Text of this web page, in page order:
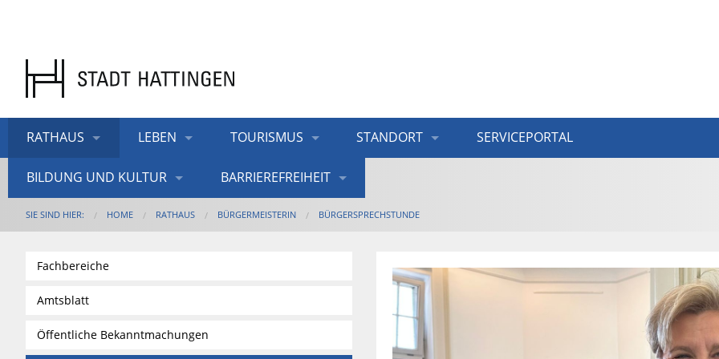
RATHAUS LEBEN TOURISMUS STANDORT SERVICEPORTAL
BILDUNG UND KULTUR BARRIEREFREIHEIT
SIE SIND HIER: HOME RATHAUS BÜRGERMEISTERIN BÜRGERSPRECHSTUNDE
Fachbereiche
Amtsblatt
Öffentliche Bekanntmachungen